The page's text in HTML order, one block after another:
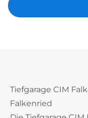
Tiefgarage CIM
Falkenried